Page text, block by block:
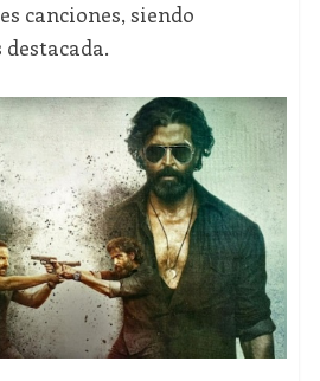
canciones, siendo